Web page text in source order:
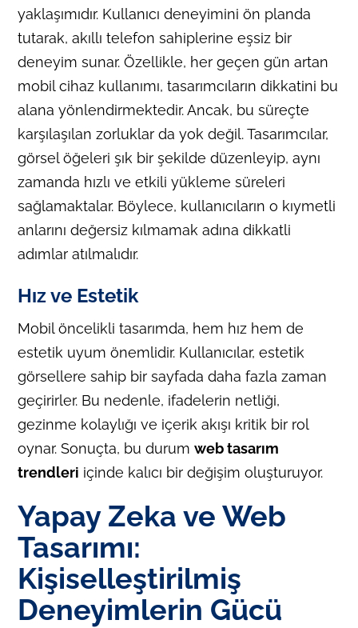
yaklaşımıdır. Kullanıcı deneyimini ön planda
tutarak, akıllı telefon sahiplerine eşsiz bir
deneyim sunar. Özellikle, her geçen gün artan
mobil cihaz kullanımı, tasarımcıların dikkatini bu
alana yönlendirmektedir. Ancak, bu süreçte
karşılaşılan zorluklar da yok değil. Tasarımcılar,
görsel öğeleri şık bir şekilde düzenleyip, aynı
zamanda hızlı ve etkili yükleme süreleri
sağlamaktalar. Böylece, kullanıcıların o kıymetli
anlarını değersiz kılmamak adına dikkatli
adımlar atılmalıdır.
Hız ve Estetik
Mobil öncelikli tasarımda, hem hız hem de
estetik uyum önemlidir. Kullanıcılar, estetik
görsellere sahip bir sayfada daha fazla zaman
geçirirler. Bu nedenle, ifadelerin netliği,
gezinme kolaylığı ve içerik akışı kritik bir rol
oynar. Sonuçta, bu durumweb tasarım
trendleri içinde kalıcı bir değişim oluşturuyor.
Yapay Zeka ve Web
Tasarımı:
Kişiselleştirilmiş
Deneyimlerin Gücü